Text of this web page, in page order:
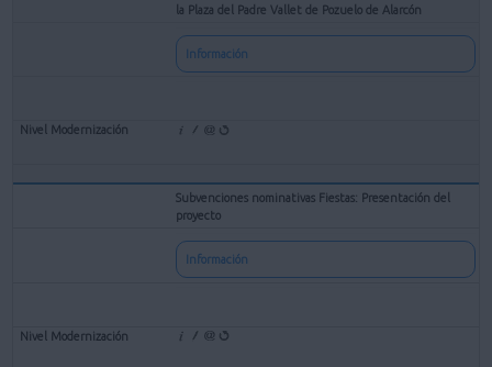
la Plaza del Padre Vallet de Pozuelo de Alarcón
Información
Subvenciones nominativas Fiestas: Presentación del
proyecto
Información